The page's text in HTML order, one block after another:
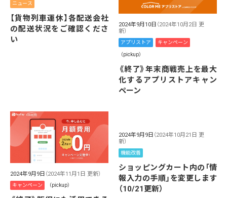
ニュース
【貨物列車運休】各配送会社
の配送状況をご確認くださ
い
2024年9月10日 （2024年10月2日 更
新）
アプリストア キャンペーン
（pickup）
《終了》年末商戦売上を最大
化するアプリストアキャン
ペーン
2024年9月9日 （2024年11月1日 更新）
キャンペーン （pickup）
2024年9月9日 （2024年10月21日 更
新）
機能改善
ショッピングカート内の「情
報入力の手順」を変更します
（10/21更新）